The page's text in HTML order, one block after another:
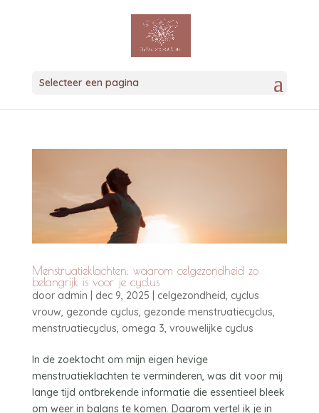
Selecteer een pagina
Menstruatieklachten: waarom celgezondheid zo
belangrijk is voor je cyclus
door admin dec 9, 2025 celgezondheid, cyclus
vrouw, gezonde cyclus, gezonde menstruatiecyclus,
menstruatiecyclus, omega 3, vrouwelijke cyclus
In de zoektocht om mijn eigen hevige
menstruatieklachten te verminderen, was dit voor mij
lange tijd ontbrekende informatie die essentieel bleek
om weer in balans te komen. Daarom vertel ik je in